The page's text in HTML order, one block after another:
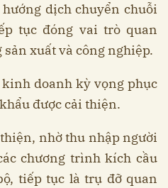
dịch chuyển chuỗi
tục đóng vai trò quan
xuất và công nghiệp.
doanh kỳ vọng phục
được cải thiện.
nhờ thu nhập người
chương trình kích cầu
tiếp tục là trụ đỡ quan